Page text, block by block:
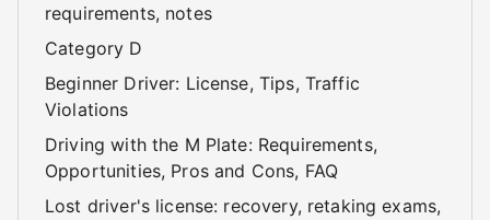
requirements, notes
Category D
Beginner Driver: License, Tips, Traffic
Violations
Driving with the M Plate: Requirements,
Opportunities, Pros and Cons, FAQ
Lost driver's license: recovery, retaking exams,